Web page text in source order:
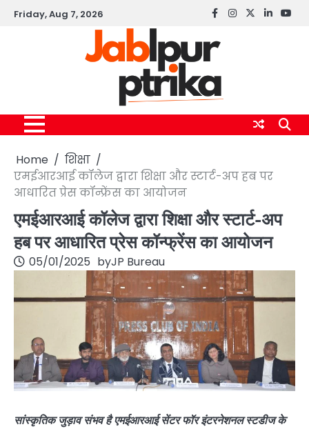
SkipFriday, Aug 7, 2026 Facebook
instagram
twitterlinkedin
Home
शिक्षा
एमईआरआई कॉलेज द्वारा शिक्षा और स्टार्ट-अप हब पर
आधारित प्रेस कॉन्फ्रेंस का आयोजन
एमईआरआई कॉलेज द्वारा शिक्षा और स्टार्ट-अप
हब पर आधारित प्रेस कॉन्फ्रेंस का आयोजन
05/01/2025 byJP Bureau
सांस्कृतिक जुड़ाव संभव है एमईआरआई सेंटर फॉर इंटरनेशनल स्टडीज के